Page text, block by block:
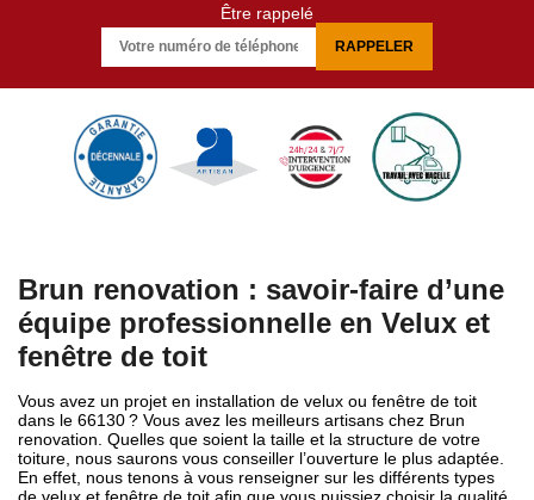
Être rappelé
Brun renovation : savoir-faire d’une
équipe professionnelle en Velux et
fenêtre de toit
Vous avez un projet en installation de velux ou fenêtre de toit
dans le 66130 ? Vous avez les meilleurs artisans chez Brun
renovation. Quelles que soient la taille et la structure de votre
toiture, nous saurons vous conseiller l’ouverture le plus adaptée.
En effet, nous tenons à vous renseigner sur les différents types